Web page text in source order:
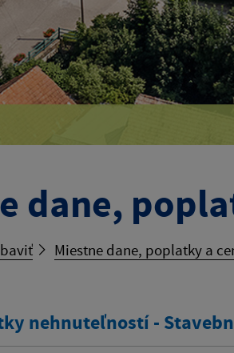
dane,
Miestne dane, poplatky a
nehnuteľností -